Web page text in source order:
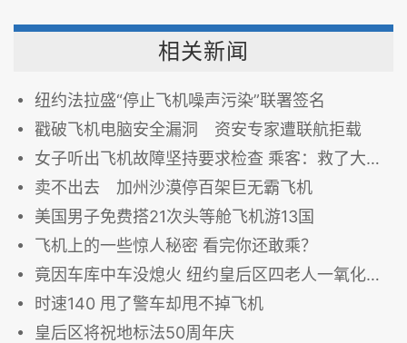
相关新闻
纽约法拉盛“停止飞机噪声污染”联署签名
戳破飞机电脑安全漏洞 资安专家遭联航拒载
女子听出飞机故障坚持要求检查 乘客：救了大家一命
卖不出去 加州沙漠停百架巨无霸飞机
美国男子免费搭21次头等舱飞机游13国
飞机上的一些惊人秘密 看完你还敢乘？
竟因车库中车没熄火 纽约皇后区四老人一氧化碳中毒丧命
时速140 甩了警车却甩不掉飞机
皇后区将祝地标法50周年庆